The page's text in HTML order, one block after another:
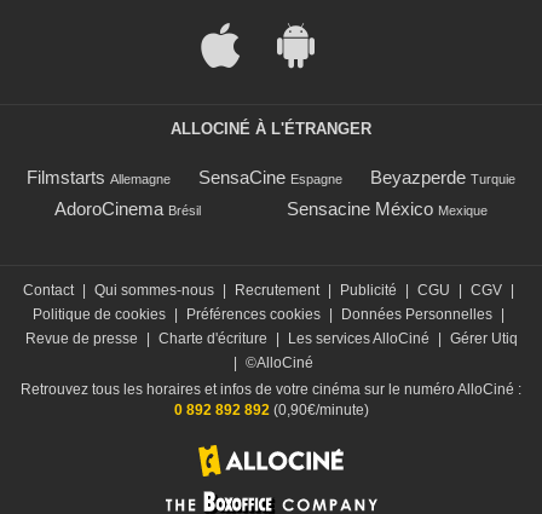
ALLOCINÉ À L'ÉTRANGER
Filmstarts Allemagne SensaCine Espagne Beyazperde Turquie
AdoroCinema Brésil Sensacine México Mexique
Contact Qui sommes-nous Recrutement Publicité CGU CGV
Politique de cookies
Préférences cookies Données Personnelles
Revue de presse
Charte d'écriture Les services AlloCiné
Gérer Utiq
©AlloCiné
Retrouvez tous les horaires et infos de votre cinéma sur le numéro AlloCiné :
0 892 892 892(0,90€/minute)